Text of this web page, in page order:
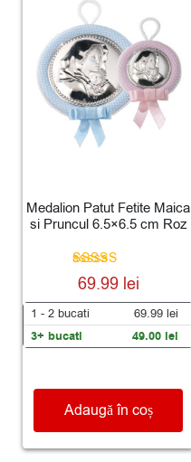
Medalion Patut Fetite Maica
si Pruncul 6.5×6.5 cm Roz
Evaluat la
5.00
din 5
69.99 lei
1 - 2 bucati 69.99 lei
3+ bucati 49.00 lei
Adaugă în coș